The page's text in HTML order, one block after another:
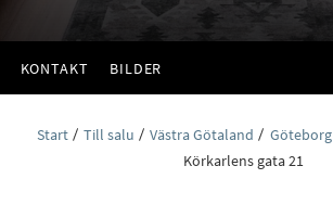
KONTAKT BILDER
Start Till salu Västra Götaland Göteborg
Körkarlens gata 21